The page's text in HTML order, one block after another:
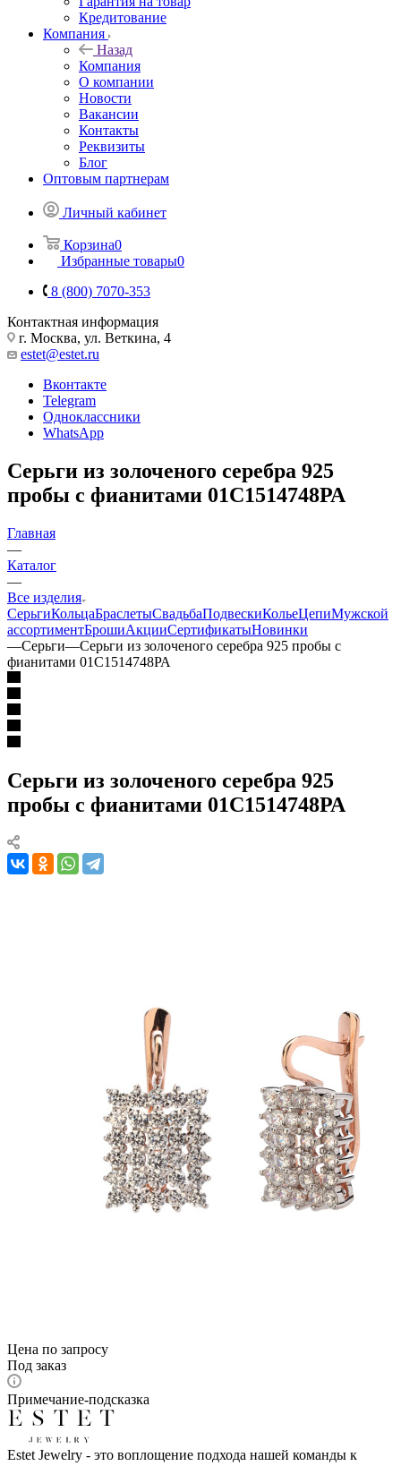
Кредитование
Компания
Назад
Компания
О компании
Новости
Вакансии
Контакты
Реквизиты
Блог
Оптовым партнерам
Личный кабинет
Корзина0
Избранные товары0
8 (800) 7070-353
Контактная информация
г. Москва, ул. Веткина, 4
estet@estet.ru
Вконтакте
Telegram
Одноклассники
WhatsApp
Серьги из золоченого серебра 925
пробы с фианитами 01С1514748РА
Главная
—
Каталог
—
Все изделия
СерьгиКольцаБраслетыСвадьбаПодвескиКольеЦепиМужской
ассортиментБрошиАкцииСертификатыНовинки
—Серьги—Серьги из золоченого серебра 925 пробы с
фианитами 01С1514748РА
Серьги из золоченого серебра 925
пробы с фианитами 01С1514748РА
Цена по запросу
Под заказ
Примечание-подсказка
Estet Jewelry - это воплощение подхода нашей команды к